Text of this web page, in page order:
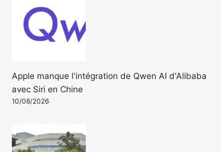
Apple manque l'intégration de Qwen AI d'Alibaba
avec Siri en Chine
10/08/2026